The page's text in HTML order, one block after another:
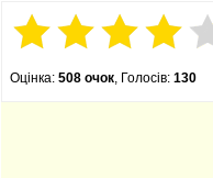
Оцінка: 508 очок, Голосів: 130